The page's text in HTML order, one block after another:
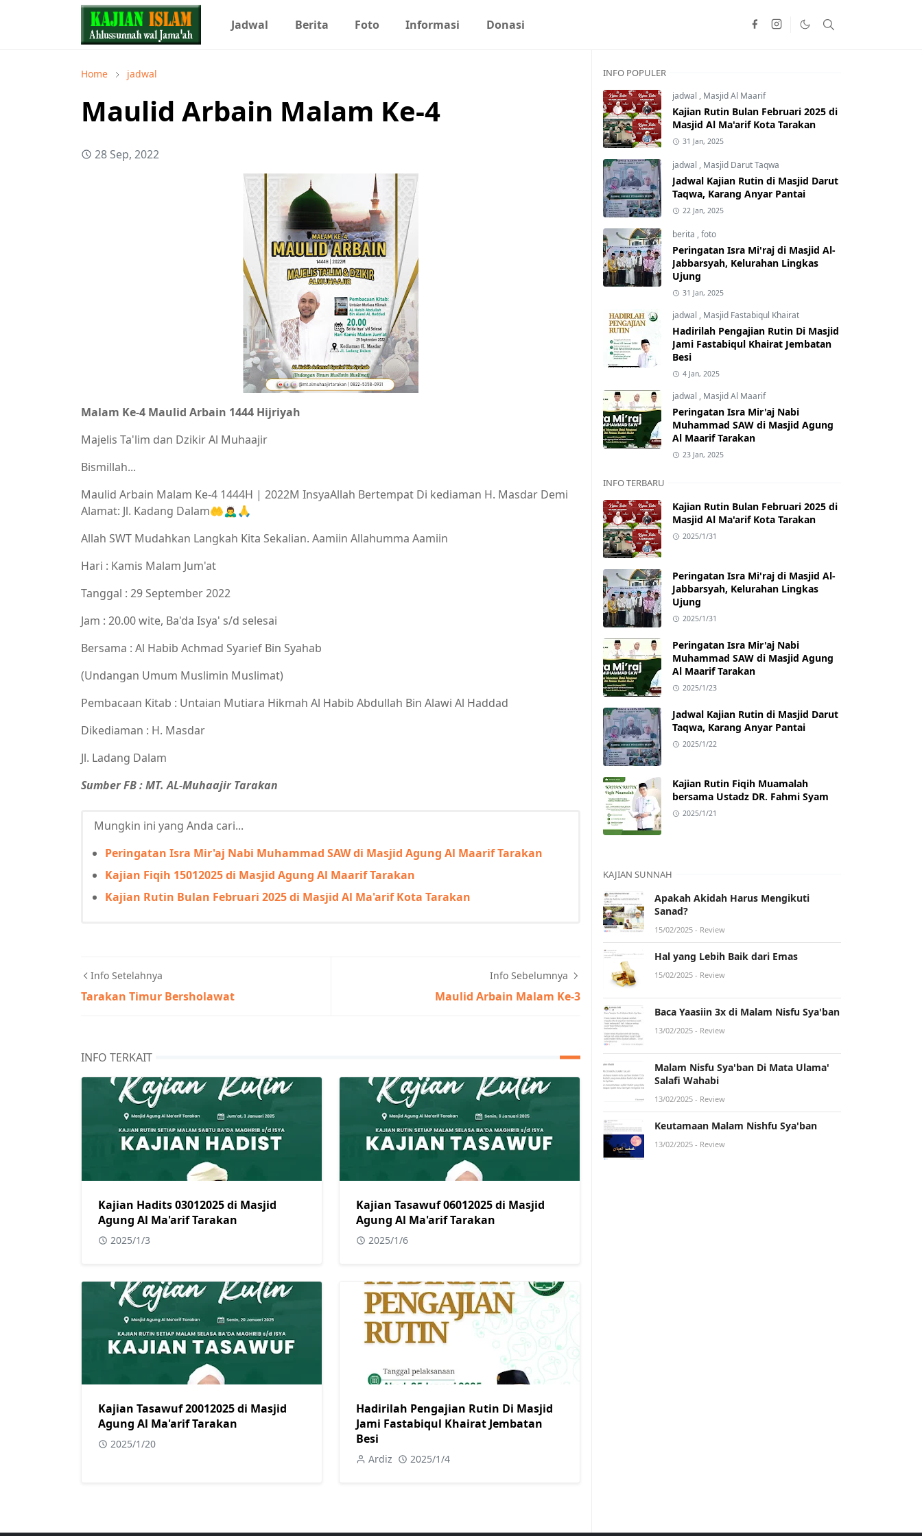
Jadwal Berita Foto Informasi Donasi
Home jadwal
Maulid Arbain Malam Ke-4
28 Sep, 2022
Malam Ke-4 Maulid Arbain 1444 Hijriyah
Majelis Ta'lim dan Dzikir Al Muhaajir
Bismillah...
Maulid Arbain Malam Ke-4 1444H | 2022M InsyaAllah Bertempat Di kediaman H. Masdar Demi
Alamat: Jl. Kadang Dalam🤲🙇‍♂️🙏
Allah SWT Mudahkan Langkah Kita Sekalian. Aamiin Allahumma Aamiin
Hari : Kamis Malam Jum'at
Tanggal : 29 September 2022
Jam : 20.00 wite, Ba'da Isya' s/d selesai
Bersama : Al Habib Achmad Syarief Bin Syahab
(Undangan Umum Muslimin Muslimat)
Pembacaan Kitab : Untaian Mutiara Hikmah Al Habib Abdullah Bin Alawi Al Haddad
Dikediaman : H. Masdar
Jl. Ladang Dalam
Sumber FB : MT. AL-Muhaajir Tarakan
Mungkin ini yang Anda cari...
Peringatan Isra Mir'aj Nabi Muhammad SAW di Masjid Agung Al Maarif Tarakan
Kajian Fiqih 15012025 di Masjid Agung Al Maarif Tarakan
Kajian Rutin Bulan Februari 2025 di Masjid Al Ma'arif Kota Tarakan
Info Setelahnya
Tarakan Timur Bersholawat
Info Sebelumnya
Maulid Arbain Malam Ke-3
INFO TERKAIT
Kajian Hadits 03012025 di Masjid
Agung Al Ma'arif Tarakan
2025/1/3
Kajian Tasawuf 06012025 di Masjid
Agung Al Ma'arif Tarakan
2025/1/6
Kajian Tasawuf 20012025 di Masjid
Agung Al Ma'arif Tarakan
2025/1/20
Hadirilah Pengajian Rutin Di Masjid
Jami Fastabiqul Khairat Jembatan
Besi
Ardiz 2025/1/4
INFO POPULER
jadwal , Masjid Al Maarif
Kajian Rutin Bulan Februari 2025 di
Masjid Al Ma'arif Kota Tarakan
31 Jan, 2025
jadwal , Masjid Darut Taqwa
Jadwal Kajian Rutin di Masjid Darut
Taqwa, Karang Anyar Pantai
22 Jan, 2025
berita ,foto
Peringatan Isra Mi'raj di Masjid Al-
Jabbarsyah, Kelurahan Lingkas
Ujung
31 Jan, 2025
jadwal , Masjid Fastabiqul Khairat
Hadirilah Pengajian Rutin Di Masjid
Jami Fastabiqul Khairat Jembatan
Besi
4 Jan, 2025
jadwal , Masjid Al Maarif
Peringatan Isra Mir'aj Nabi
Muhammad SAW di Masjid Agung
Al Maarif Tarakan
23 Jan, 2025
INFO TERBARU
Kajian Rutin Bulan Februari 2025 di
Masjid Al Ma'arif Kota Tarakan
2025/1/31
Peringatan Isra Mi'raj di Masjid Al-
Jabbarsyah, Kelurahan Lingkas
Ujung
2025/1/31
Peringatan Isra Mir'aj Nabi
Muhammad SAW di Masjid Agung
Al Maarif Tarakan
2025/1/23
Jadwal Kajian Rutin di Masjid Darut
Taqwa, Karang Anyar Pantai
2025/1/22
Kajian Rutin Fiqih Muamalah
bersama Ustadz DR. Fahmi Syam
2025/1/21
KAJIAN SUNNAH
Apakah Akidah Harus Mengikuti
Sanad?
15/02/2025 - Review
Hal yang Lebih Baik dari Emas
15/02/2025 - Review
Baca Yaasiin 3x di Malam Nisfu Sya'ban
13/02/2025 - Review
Malam Nisfu Sya'ban Di Mata Ulama'
Salafi Wahabi
13/02/2025 - Review
Keutamaan Malam Nishfu Sya'ban
13/02/2025 - Review